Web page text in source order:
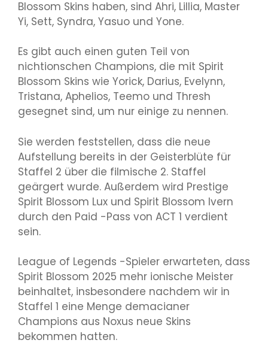
Blossom Skins haben, sind Ahri, Lillia, Master
Yi, Sett, Syndra, Yasuo und Yone.
Es gibt auch einen guten Teil von
nichtionschen Champions, die mit Spirit
Blossom Skins wie Yorick, Darius, Evelynn,
Tristana, Aphelios, Teemo und Thresh
gesegnet sind, um nur einige zu nennen.
Sie werden feststellen, dass die neue
Aufstellung bereits in der Geisterblüte für
Staffel 2 über die filmische 2. Staffel
geärgert wurde. Außerdem wird Prestige
Spirit Blossom Lux und Spirit Blossom Ivern
durch den Paid -Pass von ACT 1 verdient
sein.
League of Legends -Spieler erwarteten, dass
Spirit Blossom 2025 mehr ionische Meister
beinhaltet, insbesondere nachdem wir in
Staffel 1 eine Menge demacianer
Champions aus Noxus neue Skins
bekommen hatten.